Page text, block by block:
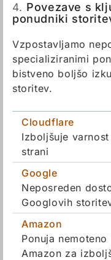
4. Povezave s
ponudniki
Vzpostavljamo
specializiranimi
bistveno boljšo
storitev.
Cloudflare
Izboljšuje
strani
Google
Neposreden
Googlovih
Amazon
Ponuja
Amazon za